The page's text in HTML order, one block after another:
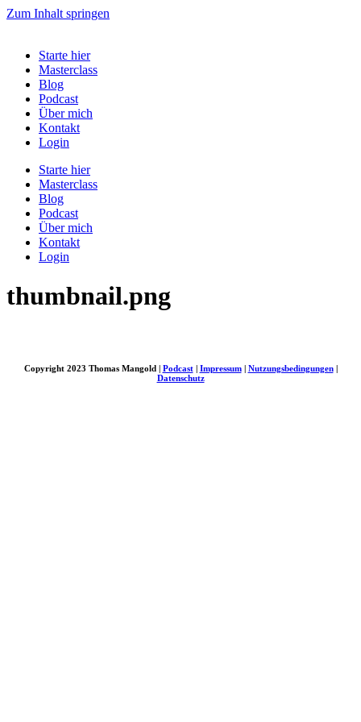
Zum Inhalt springen
Starte hier
Masterclass
Blog
Podcast
Über mich
Kontakt
Login
Starte hier
Masterclass
Blog
Podcast
Über mich
Kontakt
Login
thumbnail.png
Copyright 2023 Thomas Mangold | Podcast| Impressum| Nutzungsbedingungen|
Datenschutz